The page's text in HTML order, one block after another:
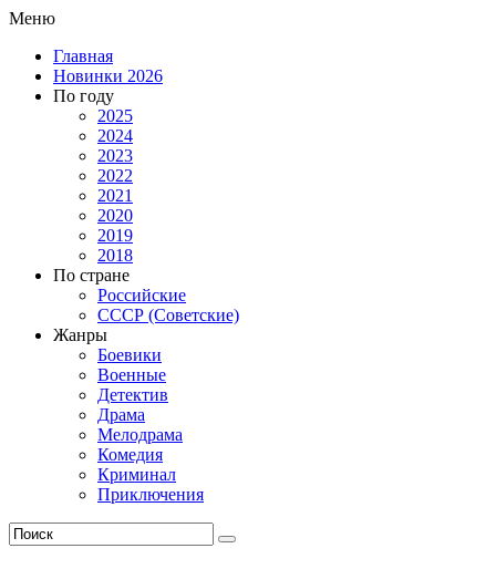
Меню
Главная
Новинки 2026
По году
2025
2024
2023
2022
2021
2020
2019
2018
По стране
Российские
СССР (Советские)
Жанры
Боевики
Военные
Детектив
Драма
Мелодрама
Комедия
Криминал
Приключения